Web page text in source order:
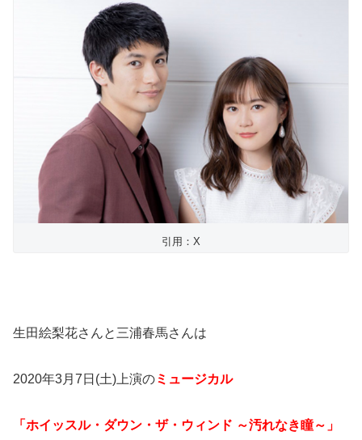
引用：X
生田絵梨花さんと三浦春馬さんは
2020年3月7日(土)上演のミュージカル
「ホイッスル・ダウン・ザ・ウィンド ～汚れなき瞳～」